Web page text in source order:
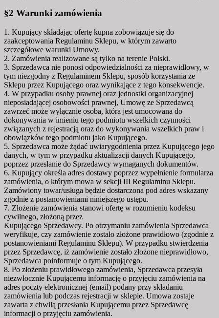
§2 Warunki zamówienia
1. Kupujący składając ofertę kupna zobowiązuje się do
zaakceptowania Regulaminu Sklepu, w którym zawarto
szczegółowe warunki Umowy.
2. Zamówienia realizowane są tylko na terenie Polski.
3. Sprzedawca nie ponosi odpowiedzialności za nieprawidłowy, w
tym niezgodny z Regulaminem Sklepu, sposób korzystania ze
Sklepu przez Kupującego oraz wynikające z tego konsekwencje.
4. W przypadku osoby prawnej oraz jednostki organizacyjnej
nieposiadającej osobowości prawnej, Umowę ze Sprzedawcą
zawrzeć może wyłącznie osoba, która jest umocowana do
dokonywania w imieniu tego podmiotu wszelkich czynności
związanych z rejestracją oraz do wykonywania wszelkich praw i
obowiązków tego podmiotu jako Kupującego.
5. Sprzedawca może żądać uwiarygodnienia przez Kupującego jego
danych, w tym w przypadku aktualizacji danych Kupującego,
poprzez przesłanie do Sprzedawcy wymaganych dokumentów.
6. Kupujący określa adres dostawy poprzez wypełnienie formularza
zamówienia, o którym mowa w sekcji III Regulaminu Sklepu.
Zamówiony towar/usługa będzie dostarczona pod adres wskazany
zgodnie z postanowieniami niniejszego ustępu.
7. Złożenie zamówienia stanowi ofertę w rozumieniu kodeksu
cywilnego, złożoną przez
Kupującego Sprzedawcy. Po otrzymaniu zamówienia Sprzedawca
weryfikuje, czy zamówienie zostało złożone prawidłowo (zgodnie z
postanowieniami Regulaminu Sklepu). W przypadku stwierdzenia
przez Sprzedawcę, iż zamówienie zostało złożone nieprawidłowo,
Sprzedawca poinformuje o tym Kupującego.
8. Po złożeniu prawidłowego zamówienia, Sprzedawca przesyła
niezwłocznie Kupującemu informację o przyjęciu zamówienia na
adres poczty elektronicznej (email) podany przy składaniu
zamówienia lub podczas rejestracji w sklepie. Umowa zostaje
zawarta z chwilą przesłania Kupującemu przez Sprzedawcę
informacji o przyjęciu zamówienia.